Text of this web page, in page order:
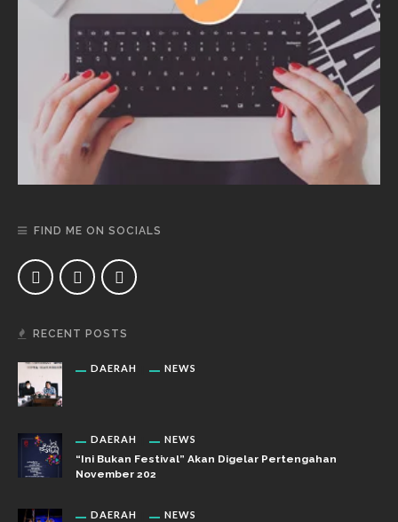
FIND ME ON SOCIALS
RECENT POSTS
DAERAH NEWS
DAERAH NEWS
“Ini Bukan Festival” Akan Digelar Pertengahan
November 202
DAERAH NEWS